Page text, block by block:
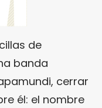
de
banda
cerrar
él: el nombre